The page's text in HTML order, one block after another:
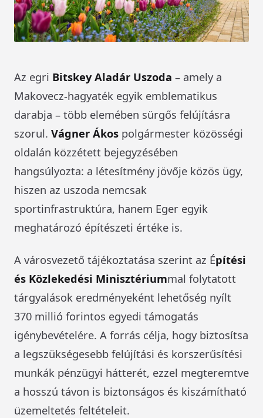
Az egri Bitskey Aladár Uszoda – amely a
Makovecz-hagyaték egyik emblematikus
darabja – több elemében sürgős felújításra
szorul. Vágner Ákos polgármester közösségi
oldalán közzétett bejegyzésében
hangsúlyozta: a létesítmény jövője közös ügy,
hiszen az uszoda nemcsak
sportinfrastruktúra, hanem Eger egyik
meghatározó építészeti értéke is.
A városvezető tájékoztatása szerint az Építési
és Közlekedési Minisztériummal folytatott
tárgyalások eredményeként lehetőség nyílt
370 millió forintos egyedi támogatás
igénybevételére. A forrás célja, hogy biztosítsa
a legszükségesebb felújítási és korszerűsítési
munkák pénzügyi hátterét, ezzel megteremtve
a hosszú távon is biztonságos és kiszámítható
üzemeltetés feltételeit.